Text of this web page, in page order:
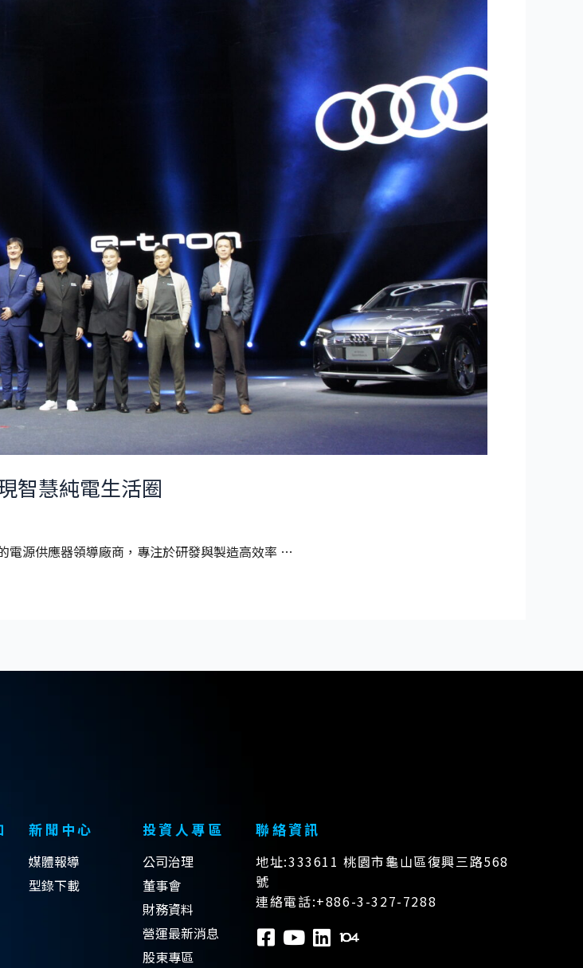
智慧純電生活圈
電源供應器領導廠商，專注於研發與製造高效率 …
新聞中心
媒體報導
型錄下載
投資人專區
公司治理
董事會
財務資料
營運最新消息
股東專區
聯絡資訊
地址:333611 桃園市龜山區復興三路568
號
連絡電話:+886-3-327-7288